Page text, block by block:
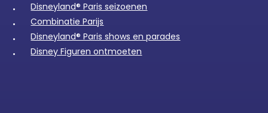
Disneyland® Paris seizoenen
Combinatie Parijs
Disneyland® Paris shows en parades
Disney Figuren ontmoeten